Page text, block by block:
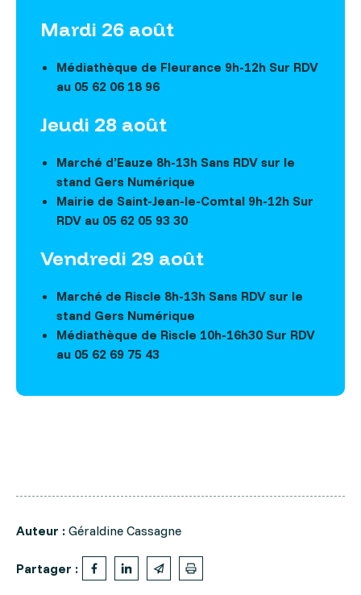
Mardi 26 août
Médiathèque de Fleurance 9h-12h Sur RDV
au 05 62 06 18 96
Jeudi 28 août
Marché d’Eauze 8h-13h Sans RDV sur le
stand Gers Numérique
Mairie de Saint-Jean-le-Comtal 9h-12h Sur
RDV au 05 62 05 93 30
Vendredi 29 août
Marché de Riscle 8h-13h Sans RDV sur le
stand Gers Numérique
Médiathèque de Riscle 10h-16h30 Sur RDV
au 05 62 69 75 43
Auteur : Géraldine Cassagne
Partager :